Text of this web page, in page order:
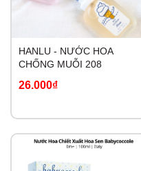
HANLU - NƯỚC HOA
CHỐNG MUỖI 208
26.000₫